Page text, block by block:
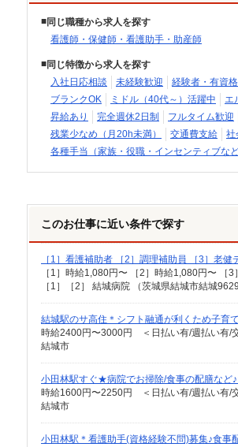
同じ職種から求人を探す
看護師・保健師・看護助手・助産師
同じ特徴から求人を探す
入社日応相談
未経験歓迎 経験者・有資
ブランクOK
ミドル（40代～）活躍中 エ
昇給あり
完全週休2日制 フルタイム歓迎
残業少なめ（月20h未満）
交通費支給 社
各種手当（家族・役職・インセンティブな
このお仕事に近い条件で探す
［1］看護補助者 ［2］調理補助員 ［3］老健
［1］時給1,080円〜 ［2］時給1,080円〜 ［
［1］［2］ 結城病院 （茨城県結城市結城
結城駅のサ高住＊シフト融通が利くため子育
時給2400円〜3000円 ＜日払い有/週払い有/
結城市
小田林駅すぐ★病院でお掃除/食事の配膳な
時給1600円〜2250円 ＜日払い有/週払い有/
結城市
小田林駅＊看護助手(資格経験不問)募集♪食事